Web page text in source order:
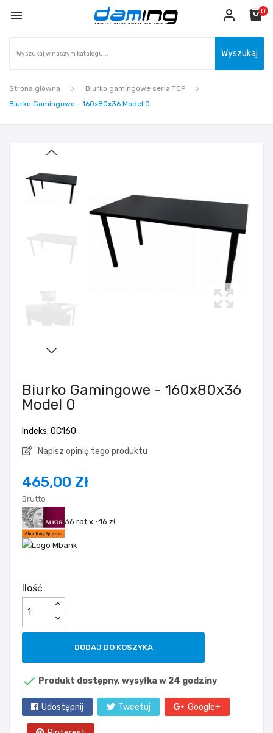
 0
Wyszukaj
Strona główna
Biurko gamingowe seria TOP
Biurko Gamingowe - 160x80x36 Model 0
Biurko Gamingowe - 160x80x36
Model 0
Indeks: 0C160
Napisz opinię tego produktu
465,00 Zł
Brutto
36 rat x ~16 zł
Ilość
DODAJ DO KOSZYKA
 Produkt dostępny, wysyłka w 24 godziny
Udostępnij Tweetuj Google+